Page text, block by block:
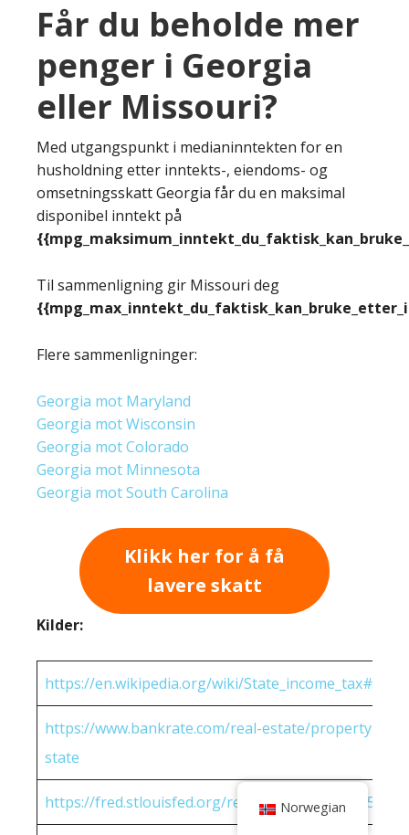
Får du beholde mer
penger i Georgia
eller Missouri?
Med utgangspunkt i medianinntekten for en
husholdning etter inntekts-, eiendoms- og
omsetningsskatt Georgia får du en maksimal
disponibel inntekt på
Til sammenligning gir Missouri deg
Flere sammenligninger:
Georgia mot Maryland
Georgia mot Wisconsin
Georgia mot Colorado
Georgia mot Minnesota
Georgia mot South Carolina
Klikk her for å få
lavere skatt
Kilder:
https://en.wikipedia.org/wiki/
https://www.bankrate.com/real-estate/property-
state
https://fred.stlouisfed.org/release/ Norwegian